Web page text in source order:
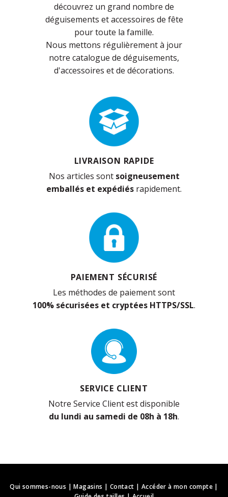
découvrez un grand nombre de
déguisements et accessoires de fête
pour toute la famille.
Nous mettons régulièrement à jour
notre catalogue de déguisements,
d'accessoires et de décorations.
LIVRAISON RAPIDE
Nos articles sont soigneusement
emballés et expédiés rapidement.
PAIEMENT SÉCURISÉ
Les méthodes de paiement sont
100% sécurisées et cryptées HTTPS/SSL.
SERVICE CLIENT
Notre Service Client est disponible
du lundi au samedi de 08h à 18h.
Qui sommes-nous |Magasins | Contact | Accéder à mon compte|